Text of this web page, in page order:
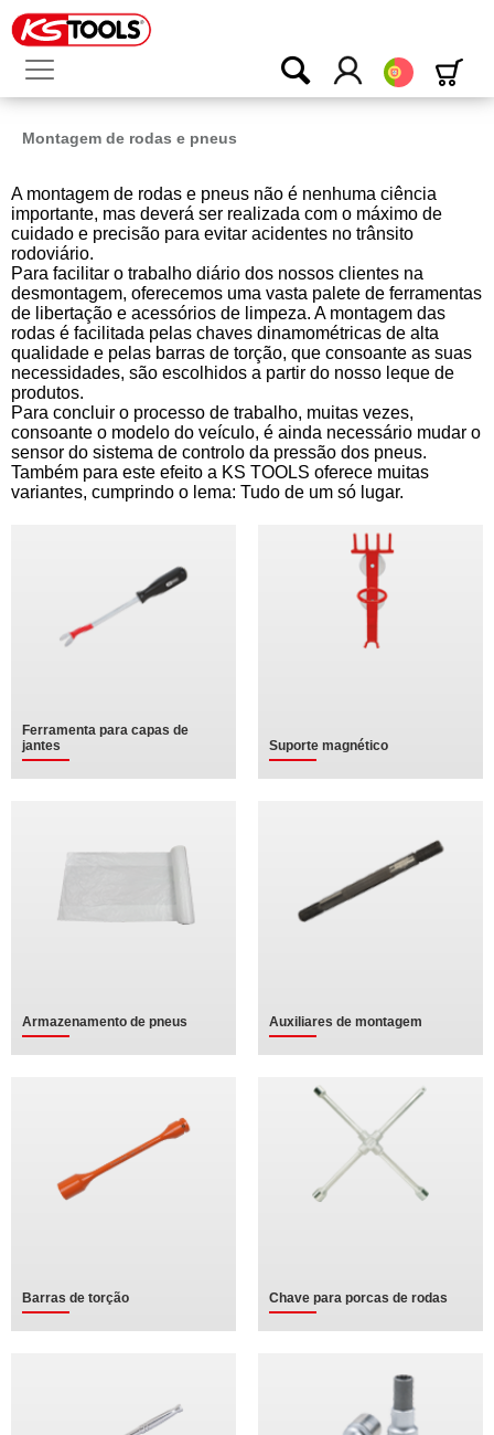
Português
Montagem de rodas e pneus
A montagem de rodas e pneus não é nenhuma ciência
importante, mas deverá ser realizada com o máximo de
cuidado e precisão para evitar acidentes no trânsito
rodoviário.
Para facilitar o trabalho diário dos nossos clientes na
desmontagem, oferecemos uma vasta palete de ferramentas
de libertação e acessórios de limpeza. A montagem das
rodas é facilitada pelas chaves dinamométricas de alta
qualidade e pelas barras de torção, que consoante as suas
necessidades, são escolhidos a partir do nosso leque de
produtos.
Para concluir o processo de trabalho, muitas vezes,
consoante o modelo do veículo, é ainda necessário mudar o
sensor do sistema de controlo da pressão dos pneus.
Também para este efeito a KS TOOLS oferece muitas
variantes, cumprindo o lema: Tudo de um só lugar.
Ferramenta para capas de
jantes
Suporte magnético
Armazenamento de pneus Auxiliares de montagem
Barras de torção Chave para porcas de rodas